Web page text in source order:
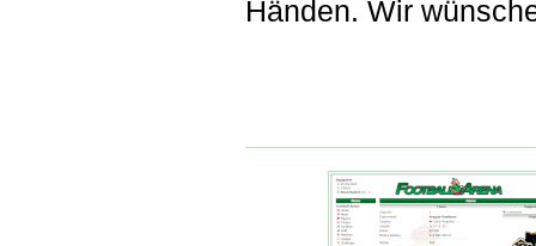
Händen. Wir